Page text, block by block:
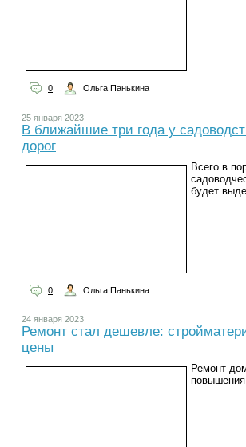
0 Ольга Панькина
25 января 2023
В ближайшие три года у
дорог
Всего в
будет
0 Ольга Панькина
24 января 2023
Ремонт стал дешевле:
цены
Ремонт